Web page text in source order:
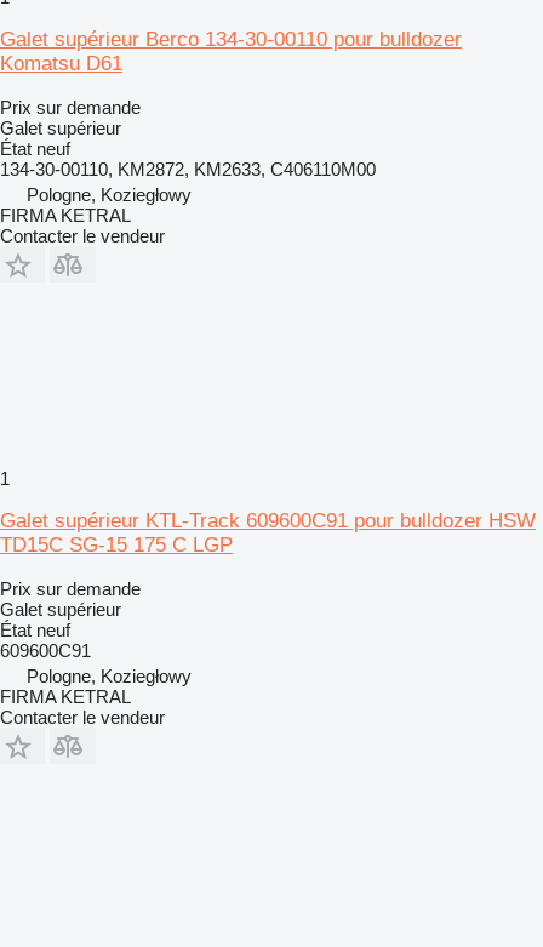
Galet supérieur Berco 134-30-00110 pour bulldozer
Komatsu D61
Prix sur demande
Galet supérieur
État neuf
134-30-00110, KM2872, KM2633, C406110M00
Pologne, Koziegłowy
FIRMA KETRAL
Contacter le vendeur
1
Galet supérieur KTL-Track 609600C91 pour bulldozer HSW
TD15C SG-15 175 C LGP
Prix sur demande
Galet supérieur
État neuf
609600C91
Pologne, Koziegłowy
FIRMA KETRAL
Contacter le vendeur